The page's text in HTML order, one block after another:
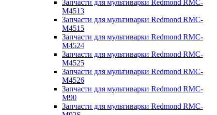
Запчасти для мультиварки Redmond RMC-
M4513
Запчасти для мультиварки Redmond RMC-
M4515
Запчасти для мультиварки Redmond RMC-
M4524
Запчасти для мультиварки Redmond RMC-
M4525
Запчасти для мультиварки Redmond RMC-
M4526
Запчасти для мультиварки Redmond RMC-
M90
Запчасти для мультиварки Redmond RMC-